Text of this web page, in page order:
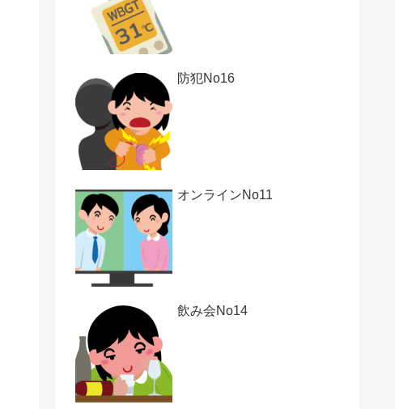
防犯No16
オンラインNo11
飲み会No14